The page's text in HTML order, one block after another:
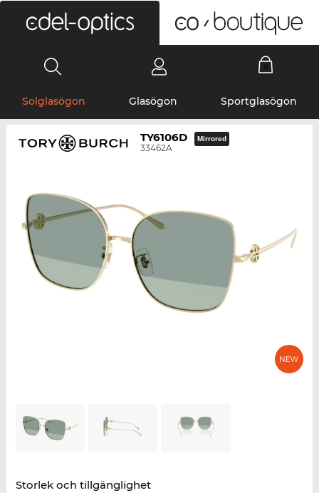
Solglasögon Glasögon Sportglasögon
TY6106D
33462A
Mirrored
Storlek och tillgänglighet